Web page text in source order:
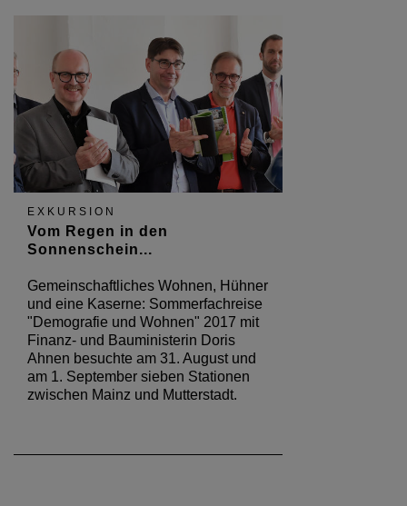
EXKURSION
Vom Regen in den
Sonnenschein...
Gemeinschaftliches Wohnen, Hühner
und eine Kaserne: Sommerfachreise
"Demografie und Wohnen" 2017 mit
Finanz- und Bauministerin Doris
Ahnen besuchte am 31. August und
am 1. September sieben Stationen
zwischen Mainz und Mutterstadt.